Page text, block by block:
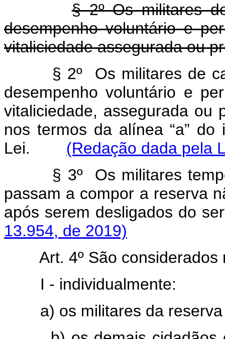
§ 2º Os militares
desempenho voluntário e
vitaliciedade assegurada ou
§ 2º Os militares de
desempenho voluntário e
vitaliciedade, assegurada ou
nos termos da alínea “a”
Lei. (Redação dada pela
§ 3º Os militares
passam a compor a reserva
após serem desligados
13.954, de 2019)
Art. 4º São
I - individualmente:
a) os militares da